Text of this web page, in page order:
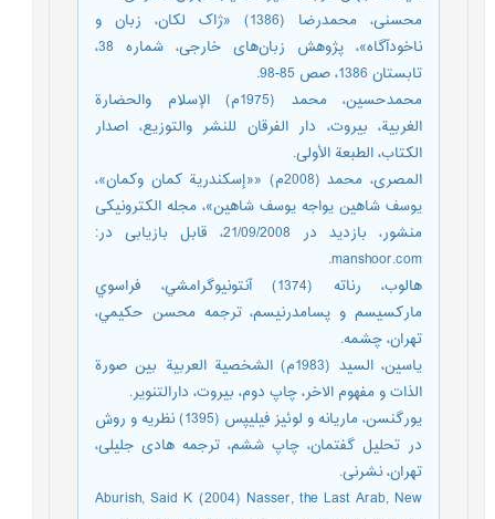
محسنی، محمدرضا (1386) «ژاک لکان، زبان و
ناخودآگاه»، پژوهش زبان‌های خارجی، شماره 38،
تابستان 1386، صص 85-98.
محمدحسین، محمد (1975م) الإسلام والحضارة
الغربية، بیروت، دار الفرقان للنشر والتوزيع، اصدار
الكتاب، الطبعة الأولى.
المصری، محمد (2008م) ««إسكندرية كمان وكمان»،
يوسف شاهين يواجه يوسف شاهين»، مجله الکترونیکی
منشور، بازدید در 21/09/2008، قابل بازیابی در:
manshoor.com.
هالوب، رناته (1374) آنتونيوگرامشي، فراسوي
ماركسيسم و پسامدرنيسم، ترجمه محسن حكيمي،
تهران، چشمه.
یاسین، السید (1983م) الشخصیة العربیة بین صورة
الذات و مفهوم الاخر، چاپ دوم، بیروت، دارالتنویر.
یورگنسن، ماریانه و لوئیز فیلیپس (1395) نظریه و روش
در تحلیل گفتمان، چاپ ششم، ترجمه هادی جلیلی،
تهران، نشرنی.
Aburish, Said K (2004) Nasser, the Last Arab, New